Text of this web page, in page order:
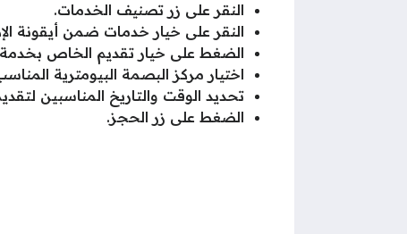
النقر على زر تصنيف الخدمات.
النقر على خيار خدمات ضمن أيقونة
الضغط على خيار تقديم الخاص بخدمة
اختيار مركز البصمة البيومترية
تحديد الوقت والتاريخ المناسبين
الضغط على زر الحجز.